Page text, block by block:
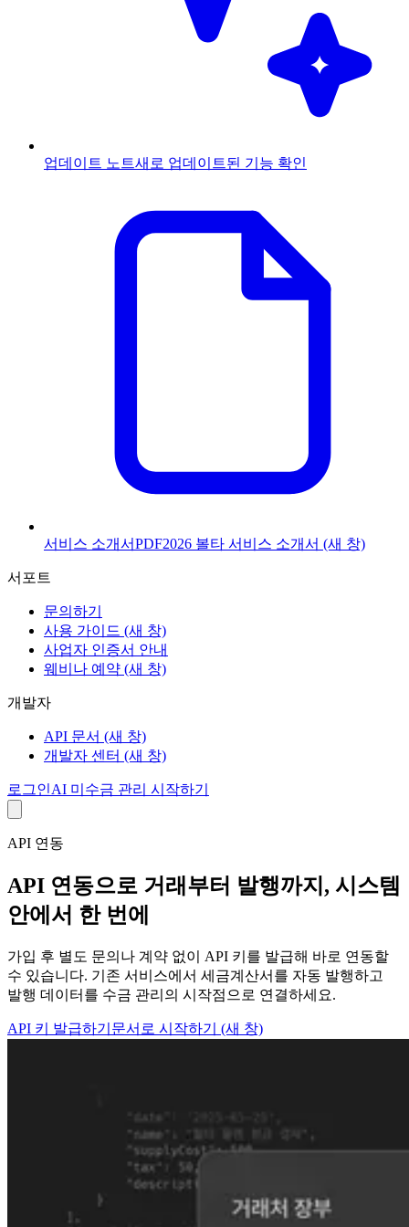
업데이트 노트새로 업데이트된 기능 확인
서비스 소개서PDF2026 볼타 서비스 소개서 (새 창)
서포트
문의하기
사용 가이드 (새 창)
사업자 인증서 안내
웨비나 예약 (새 창)
개발자
API 문서 (새 창)
개발자 센터 (새 창)
로그인AI 미수금 관리 시작하기
API 연동
API 연동으로 거래부터 발행까지, 시스템
안에서 한 번에
가입 후 별도 문의나 계약 없이 API 키를 발급해 바로 연동할
수 있습니다. 기존 서비스에서 세금계산서를 자동 발행하고
발행 데이터를 수금 관리의 시작점으로 연결하세요.
API 키 발급하기 문서로 시작하기 (새 창)